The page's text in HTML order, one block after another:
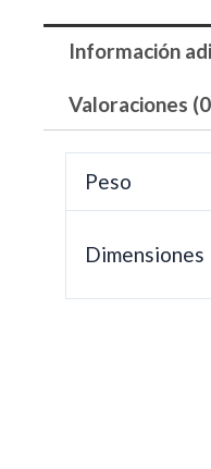
Información
Valoraciones
Peso
Dimensiones